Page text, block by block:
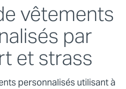
vêtements
par
et strass
personnalisés utilisant à